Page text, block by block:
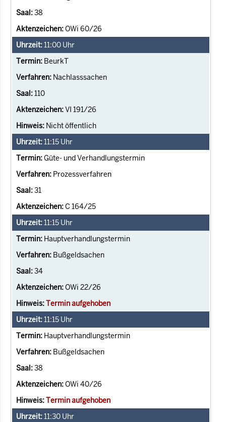
38
OWi 60/26
11:00 Uhr
BeurkT
Nachlasssachen
110
VI 191/26
Nicht öffentlich
11:15 Uhr
Güte- und Verhandlungstermin
Prozessverfahren
31
C 164/25
11:15 Uhr
Hauptverhandlungstermin
Bußgeldsachen
34
OWi 22/26
Termin aufgehoben
11:15 Uhr
Hauptverhandlungstermin
Bußgeldsachen
38
OWi 40/26
Termin aufgehoben
11:30 Uhr